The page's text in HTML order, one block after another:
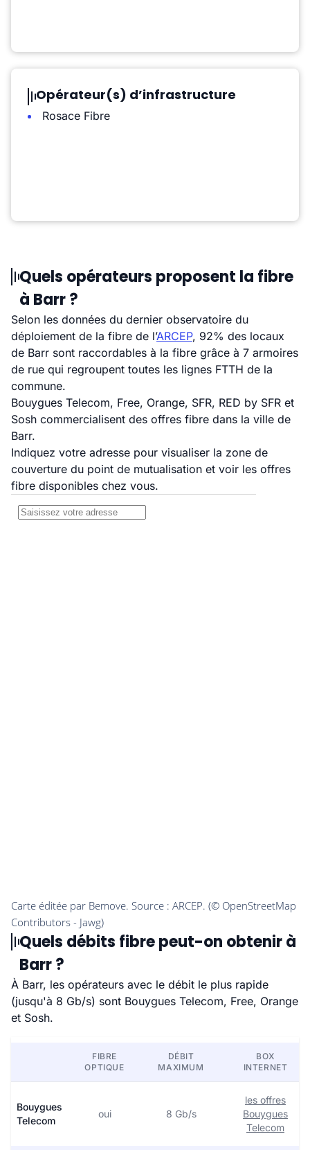
Opérateur(s) d’infrastructure
Rosace Fibre
Quels opérateurs proposent la fibre
à Barr ?
Selon les données du dernier observatoire du
déploiement de la fibre de l’ARCEP, 92% des locaux
de Barr sont raccordables à la fibre grâce à 7 armoires
de rue qui regroupent toutes les lignes FTTH de la
commune.
Bouygues Telecom, Free, Orange, SFR, RED by SFR et
Sosh commercialisent des offres fibre dans la ville de
Barr.
Indiquez votre adresse pour visualiser la zone de
couverture du point de mutualisation et voir les offres
fibre disponibles chez vous.
Quels débits fibre peut-on obtenir à
Barr ?
À Barr, les opérateurs avec le débit le plus rapide
(jusqu'à 8 Gb/s) sont Bouygues Telecom, Free, Orange
et Sosh.
FIBRE
OPTIQUE
DÉBIT
MAXIMUM
BOX
INTERNET
Bouygues
Telecom
oui 8 Gb/s
les offres
Bouygues
Telecom